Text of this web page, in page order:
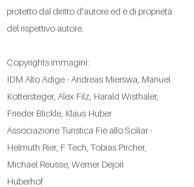
protetto dal diritto d'autore ed è di proprietà
del rispettivo autore. ​
Copyrights immagini:
IDM Alto Adige - Andreas Mierswa, Manuel
Kottersteger, Alex Filz, Harald Wisthaler,
Frieder Blickle, Klaus Huber
Associazione Turistica Fiè allo Sciliar -
Helmuth Rier, F Tech, Tobias Pircher,
Michael Reusse, Werner Dejori
Huberhof